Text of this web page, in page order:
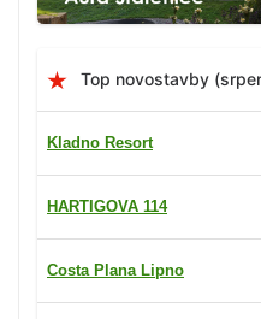
Top novostavby
Kladno Resort
HARTIGOVA 114
Costa Plana Lipno